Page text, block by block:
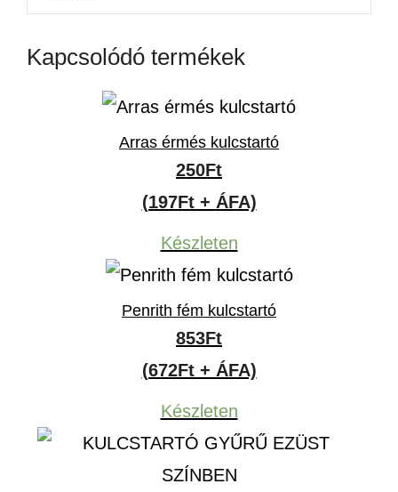
Kapcsolódó termékek
Arras érmés kulcstartó
250Ft
(197Ft + ÁFA)
Készleten
Penrith fém kulcstartó
853Ft
(672Ft + ÁFA)
Készleten